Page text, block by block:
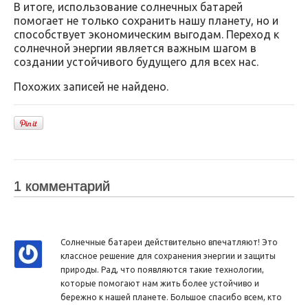
В итоге, использование солнечных батарей
помогает не только сохранить нашу планету, но и
способствует экономическим выгодам. Переход к
солнечной энергии является важным шагом в
создании устойчивого будущего для всех нас.
Похожих записей не найдено.
1 комментарий
Солнечные батареи действительно впечатляют! Это
классное решение для сохранения энергии и защиты
природы. Рад, что появляются такие технологии,
которые помогают нам жить более устойчиво и
бережно к нашей планете. Большое спасибо всем, кто